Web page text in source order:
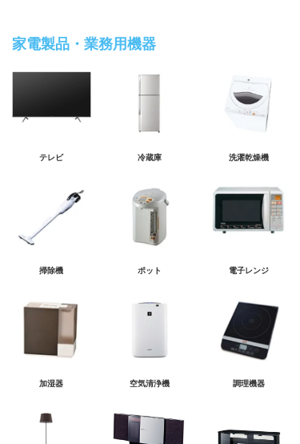
家電製品・業務用機器
テレビ 冷蔵庫 洗濯乾燥機
掃除機 ポット 電子レンジ
加湿器 空気清浄機 調理機器